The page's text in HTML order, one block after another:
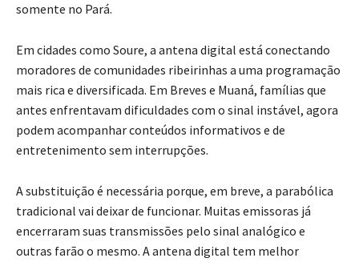
somente no Pará.
Em cidades como Soure, a antena digital está conectando
moradores de comunidades ribeirinhas a uma programação
mais rica e diversificada. Em Breves e Muaná, famílias que
antes enfrentavam dificuldades com o sinal instável, agora
podem acompanhar conteúdos informativos e de
entretenimento sem interrupções.
A substituição é necessária porque, em breve, a parabólica
tradicional vai deixar de funcionar. Muitas emissoras já
encerraram suas transmissões pelo sinal analógico e
outras farão o mesmo. A antena digital tem melhor